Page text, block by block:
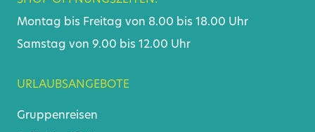
Montag bis Freitag von 8.00 bis 18.00 Uhr
Samstag von 9.00 bis 12.00 Uhr
URLAUBSANGEBOTE
Gruppenreisen